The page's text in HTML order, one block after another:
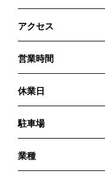
アクセス
営業時間
休業日
駐車場
業種